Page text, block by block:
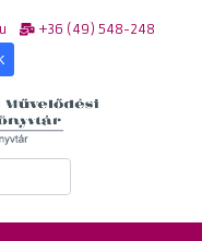
+36 (49) 548-248